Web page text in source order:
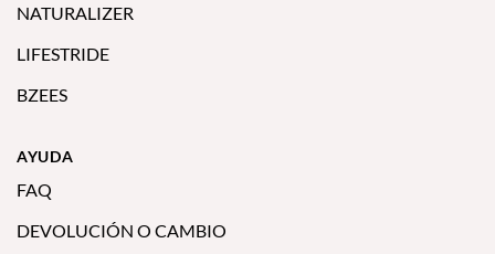
NATURALIZER
LIFESTRIDE
BZEES
AYUDA
FAQ
DEVOLUCIÓN O CAMBIO